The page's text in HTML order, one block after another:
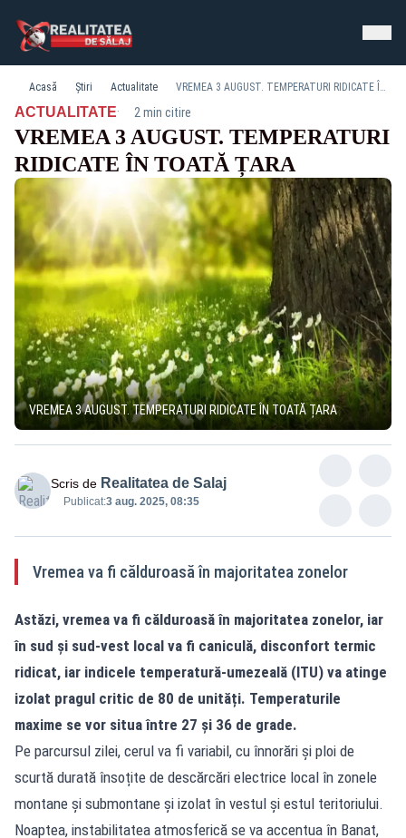
Acasă Știri Actualitate VREMEA 3 AUGUST. TEMPERATURI RIDICATE ÎN TOATĂ ȚARA
ACTUALITATE· 2 min citire
VREMEA 3 AUGUST. TEMPERATURI
RIDICATE ÎN TOATĂ ȚARA
VREMEA 3 AUGUST. TEMPERATURI RIDICATE ÎN TOATĂ ȚARA
Scris de Realitatea de Salaj
Publicat:3 aug. 2025, 08:35
Vremea va fi călduroasă în majoritatea zonelor
Astăzi, vremea va fi călduroasă în majoritatea zonelor, iar
în sud și sud-vest local va fi caniculă, disconfort termic
ridicat, iar indicele temperatură-umezeală (ITU) va atinge
izolat pragul critic de 80 de unități. Temperaturile
maxime se vor situa între 27 și 36 de grade.
Pe parcursul zilei, cerul va fi variabil, cu înnorări și ploi de
scurtă durată însoțite de descărcări electrice local în zonele
montane și submontane și izolat în vestul și estul teritoriului.
Noaptea, instabilitatea atmosferică se va accentua în Banat,